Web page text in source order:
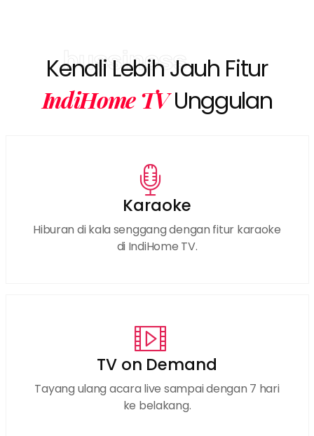
bussiness
Kenali Lebih Jauh Fitur
IndiHome TVUnggulan
Karaoke
Hiburan di kala senggang dengan fitur karaoke
di IndiHome TV.
TV on Demand
Tayang ulang acara live sampai dengan 7 hari
ke belakang.